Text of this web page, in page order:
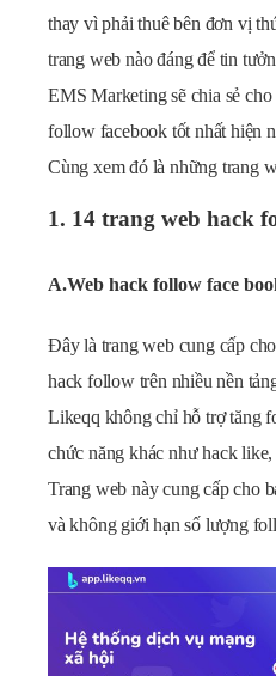
thay vì phải thuê bên đơn vị
trang web nào đáng để tin
EMS Marketingsẽ chia sẻ
follow facebook tốt nhất hiện
Cùng xem đó là những trang
1. 14 trang web hack
A.Web hack follow face
Đây là trang web cung cấp
hack follow trên nhiều nền
Likeqq không chỉ hỗ trợ tăng
chức năng khác như hack
Trang web này cung cấp cho
và không giới hạn số lượng